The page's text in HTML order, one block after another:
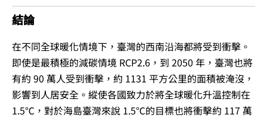
結論
在不同全球暖化情境下，臺灣的西南沿海都將受到衝擊。
即使是最積極的減碳情境 RCP2.6，到 2050 年，臺灣也將
有約 90 萬人受到衝擊，約 1131 平方公里的面積被淹沒，
影響到人居安全。縱使各國致力於將全球暖化升溫控制在
1.5℃，對於海島臺灣來說 1.5℃的目標也將衝擊約 117 萬